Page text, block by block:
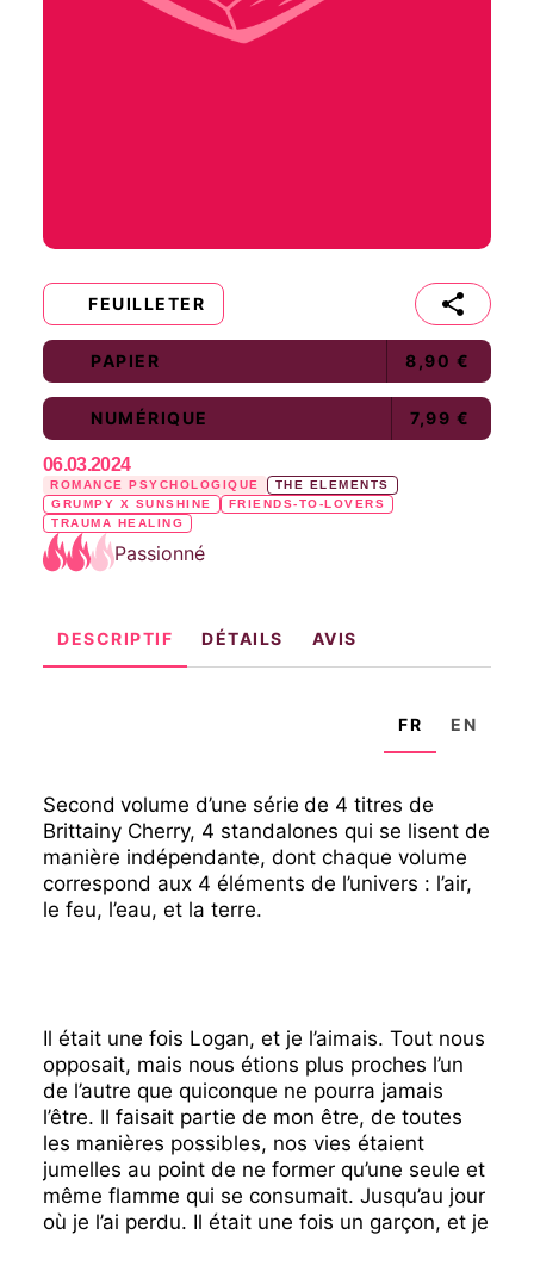
FEUILLETER
PAPIER 8,90 €
NUMÉRIQUE 7,99 €
06.03.2024
ROMANCE PSYCHOLOGIQUE
THE ELEMENTS
GRUMPY X SUNSHINE
FRIENDS-TO-LOVERS
TRAUMA HEALING
Passionné
DESCRIPTIF DÉTAILS AVIS
FR EN
Second volume d’une série de 4 titres de
Brittainy Cherry, 4 standalones qui se lisent de
manière indépendante, dont chaque volume
correspond aux 4 éléments de l’univers : l’air,
le feu, l’eau, et la terre.
Il était une fois Logan, et je l’aimais. Tout nous
opposait, mais nous étions plus proches l’un
de l’autre que quiconque ne pourra jamais
l’être. Il faisait partie de mon être, de toutes
les manières possibles, nos vies étaient
jumelles au point de ne former qu’une seule et
même flamme qui se consumait. Jusqu’au jour
où je l’ai perdu. Il était une fois un garçon, et je